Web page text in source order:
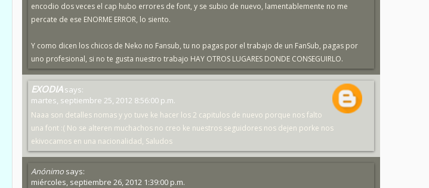
encodio dos veces el cap hubo errores de font, y se subio de nuevo, lamentablemente no me
percate de ese ENORME ERROR, lo siento.
Y como dicen los chicos de Neko no Fansub, tu no pagas por el trabajo de un FanSub, pagas por
uno profesional, si no te gusta nuestro trabajo HAY OTROS LUGARES DONDE CONSEGUIRLO.
EXODIA says:
martes, septiembre 25, 2012 8:56:00 p.m.
Naaa son detalles nomas y yo tuve ke hacer los 2 capitulos de nuevo porque nos falto
una font :( No se alteren muchachos no creo ke nuestros seguidores nos dejen porke nos
ekivocamos en una nacionalidad, Saludos
Anónimo says:
miércoles, septiembre 26, 2012 1:39:00 p.m.